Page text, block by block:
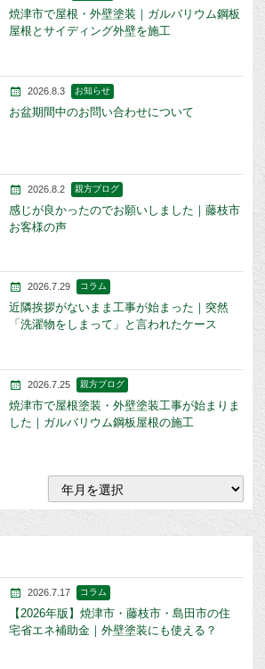
焼津市で屋根・外壁塗装｜ガルバリウム鋼板
屋根とサイディング外壁を施工
2026.8.3 お知らせ
お盆期間中のお問い合わせについて
2026.8.2 親方ブログ
感じが良かったのでお願いしました｜藤枝市
お客様の声
2026.7.29 コラム
近隣挨拶がないまま工事が始まった｜突然
「洗濯物をしまって」と言われたケース
2026.7.25 親方ブログ
焼津市で屋根塗装・外壁塗装工事が始まりま
した｜ガルバリウム鋼板屋根の施工
2026.7.17 コラム
【2026年版】焼津市・藤枝市・島田市の住
宅省エネ補助金｜外壁塗装にも使える？